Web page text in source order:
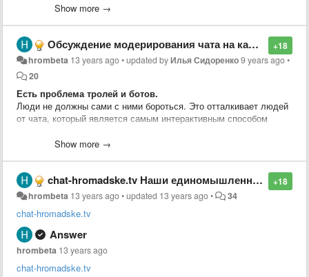
Show more →
+18
Обсуждение модерирования чата на канале youtube.
hrombeta 13 years ago•updated byИлья Сидоренко9 years ago•
20
Есть проблема тролей и ботов.
Люди не должны сами с ними бороться. Это отталкивает людей
от чата, который является самым интерактивным способом
того иммено его состояниеоказывает значительное влияние на
Троли и боты пытаются "розсеять толпу".
Розсеим их первыми!
Со своей стороны пердлагаю организацию площадки, которая на
основе IT сообщества объединит волонтёров готовых
самоорганизоваться и оказать посильную
помощь(hromadsketvbeta.userecho.com
дневных эфиров на отдельные ролики до разноплановой IT
Show more →
+18
chat-hromadske.tv Наши единомышленники. Рекомендую!
hrombeta 13 years ago•updated 13 years ago• 34
chat-hromadske.tv
Answer
hrombeta 13 years ago
chat-hromadske.tv